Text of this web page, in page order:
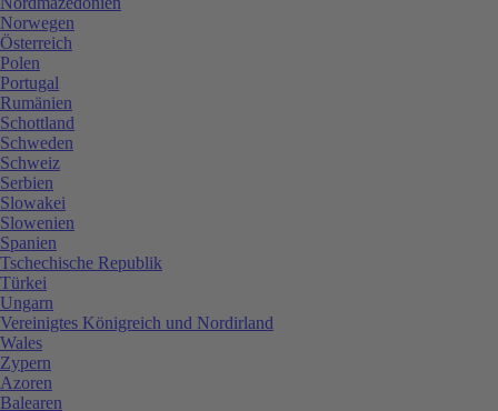
Norwegen
Österreich
Polen
Portugal
Rumänien
Schottland
Schweden
Schweiz
Serbien
Slowakei
Slowenien
Spanien
Tschechische Republik
Türkei
Ungarn
Vereinigtes Königreich und Nordirland
Wales
Zypern
Azoren
Balearen